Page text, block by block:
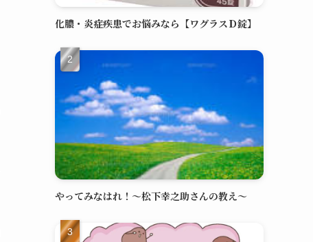
化膿・炎症疾患でお悩みなら【ワグラスＤ錠】
やってみなはれ！～松下幸之助さんの教え～